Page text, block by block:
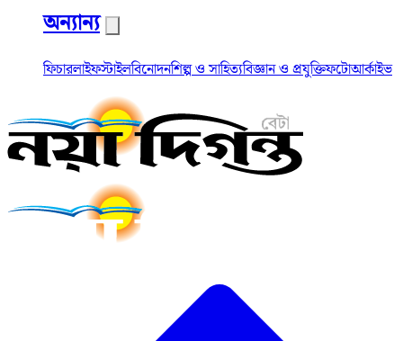
অন্যান্য
ফিচারলাইফস্টাইলবিনোদনশিল্প ও সাহিত্যবিজ্ঞান ও প্রযুক্তিফটোআর্কাইভ